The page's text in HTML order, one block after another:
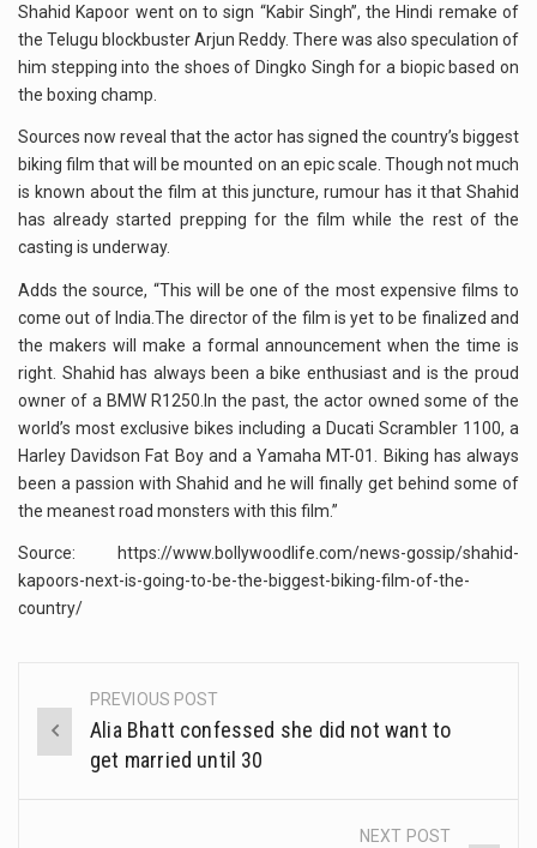
Shahid Kapoor went on to sign “Kabir Singh”, the Hindi remake of
the Telugu blockbuster Arjun Reddy. There was also speculation of
him stepping into the shoes of Dingko Singh for a biopic based on
the boxing champ.
Sources now reveal that the actor has signed the country’s biggest
biking film that will be mounted on an epic scale. Though not much
is known about the film at this juncture, rumour has it that Shahid
has already started prepping for the film while the rest of the
casting is underway.
Adds the source, “This will be one of the most expensive films to
come out of India.The director of the film is yet to be finalized and
the makers will make a formal announcement when the time is
right. Shahid has always been a bike enthusiast and is the proud
owner of a BMW R1250.In the past, the actor owned some of the
world’s most exclusive bikes including a Ducati Scrambler 1100, a
Harley Davidson Fat Boy and a Yamaha MT-01. Biking has always
been a passion with Shahid and he will finally get behind some of
the meanest road monsters with this film.”
Source: https://www.bollywoodlife.com/news-gossip/shahid-
kapoors-next-is-going-to-be-the-biggest-biking-film-of-the-
country/
Post
navigation
PREVIOUS POST
Alia Bhatt confessed she did not want to
get married until 30
NEXT POST